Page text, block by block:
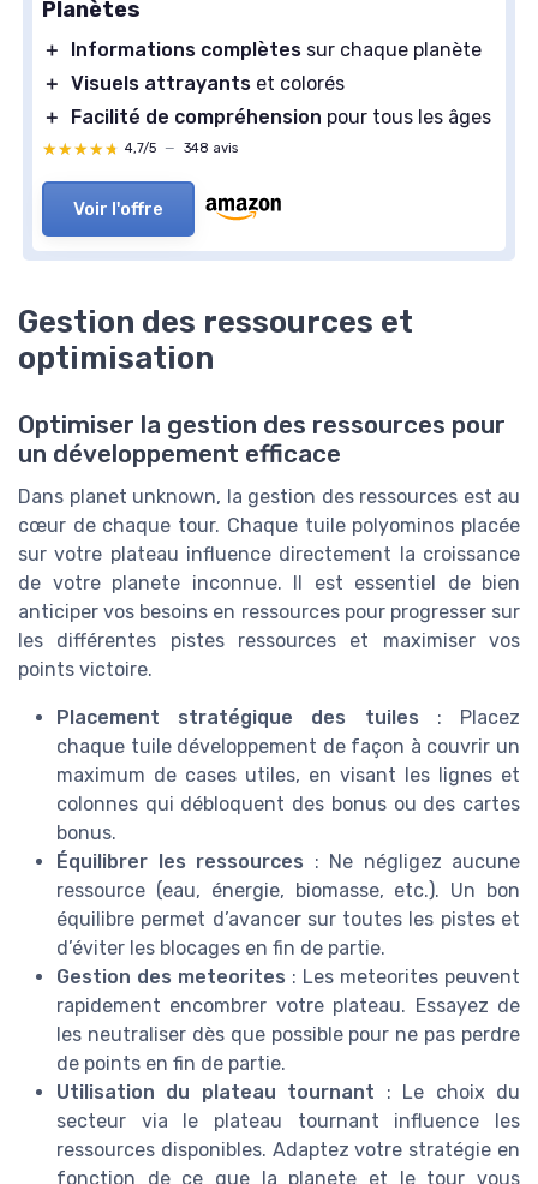
Planètes
＋ Informations complètes sur chaque planète
＋ Visuels attrayants et colorés
＋
Facilité de compréhension pour tous les âges
★★★★★
★★★★★ 4,7/5 — 348 avis
Voir l'offre
Gestion des ressources et
optimisation
Optimiser la gestion des ressources pour
un développement efficace
Dans planet unknown, la gestion des ressources est au
cœur de chaque tour. Chaque tuile polyominos placée
sur votre plateau influence directement la croissance
de votre planete inconnue. Il est essentiel de bien
anticiper vos besoins en ressources pour progresser sur
les différentes pistes ressources et maximiser vos
points victoire.
Placement stratégique des tuiles : Placez
chaque tuile développement de façon à couvrir un
maximum de cases utiles, en visant les lignes et
colonnes qui débloquent des bonus ou des cartes
bonus.
Équilibrer les ressources : Ne négligez aucune
ressource (eau, énergie, biomasse, etc.). Un bon
équilibre permet d’avancer sur toutes les pistes et
d’éviter les blocages en fin de partie.
Gestion des meteorites : Les meteorites peuvent
rapidement encombrer votre plateau. Essayez de
les neutraliser dès que possible pour ne pas perdre
de points en fin de partie.
Utilisation du plateau tournant : Le choix du
secteur via le plateau tournant influence les
ressources disponibles. Adaptez votre stratégie en
fonction de ce que la planete et le tour vous